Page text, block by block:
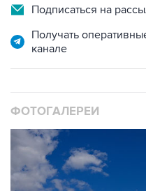
Подписаться на
Получать
канале
ФОТОГАЛЕРЕИ